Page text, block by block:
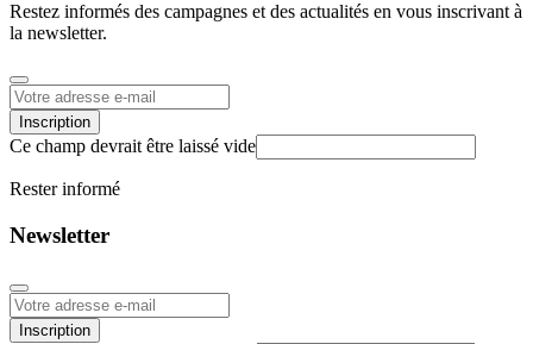
Restez informés des campagnes et des actualités en vous inscrivant à
la newsletter.
Inscription
Ce champ devrait être laissé vide
Rester informé
Newsletter
Inscription